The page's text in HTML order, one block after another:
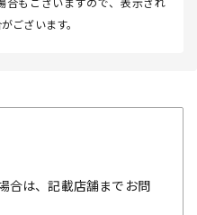
ございます。
合は、記載店舗までお問